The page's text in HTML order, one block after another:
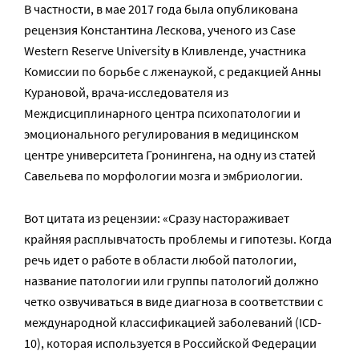
В частности, в мае 2017 года была опубликована
рецензия Константина Лескова, ученого из Case
Western Reserve University в Кливленде, участника
Комиссии по борьбе с лженаукой, с редакцией Анны
Курановой, врача-исследователя из
Междисциплинарного центра психопатологии и
эмоционального регулирования в медицинском
центре университета Гронингена, на одну из статей
Савельева по морфологии мозга и эмбриологии.
Вот цитата из рецензии: «Сразу настораживает
крайняя расплывчатость проблемы и гипотезы. Когда
речь идет о работе в области любой патологии,
название патологии или группы патологий должно
четко озвучиваться в виде диагноза в соответствии с
международной классификацией заболеваний (ICD-
10), которая используется в Российской Федерации